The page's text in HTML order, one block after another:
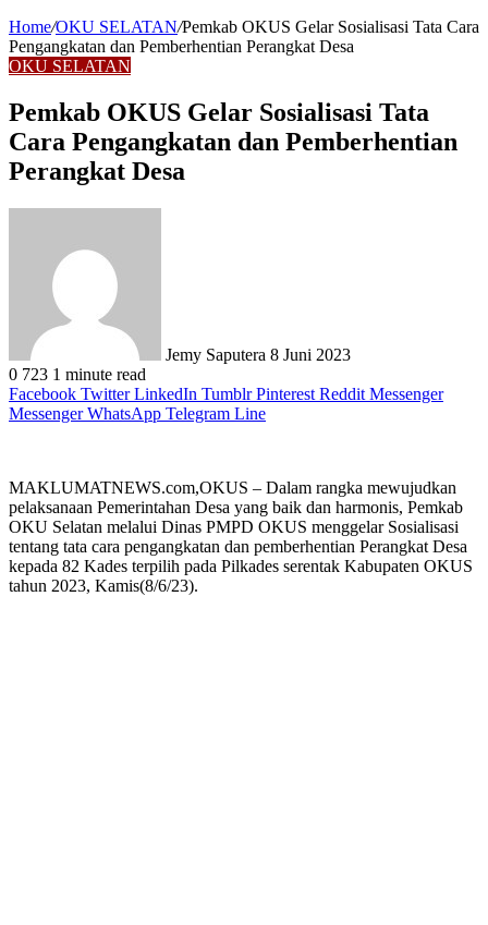
Home/OKU SELATAN/Pemkab OKUS Gelar Sosialisasi Tata Cara
Pengangkatan dan Pemberhentian Perangkat Desa
OKU SELATAN
Pemkab OKUS Gelar Sosialisasi Tata
Cara Pengangkatan dan Pemberhentian
Perangkat Desa
Jemy Saputera 8 Juni 2023
0 723 1 minute read
Facebook Twitter LinkedIn Tumblr Pinterest Reddit Messenger
Messenger WhatsApp Telegram Line
MAKLUMATNEWS.com,OKUS – Dalam rangka mewujudkan
pelaksanaan Pemerintahan Desa yang baik dan harmonis, Pemkab
OKU Selatan melalui Dinas PMPD OKUS menggelar Sosialisasi
tentang tata cara pengangkatan dan pemberhentian Perangkat Desa
kepada 82 Kades terpilih pada Pilkades serentak Kabupaten OKUS
tahun 2023, Kamis(8/6/23).